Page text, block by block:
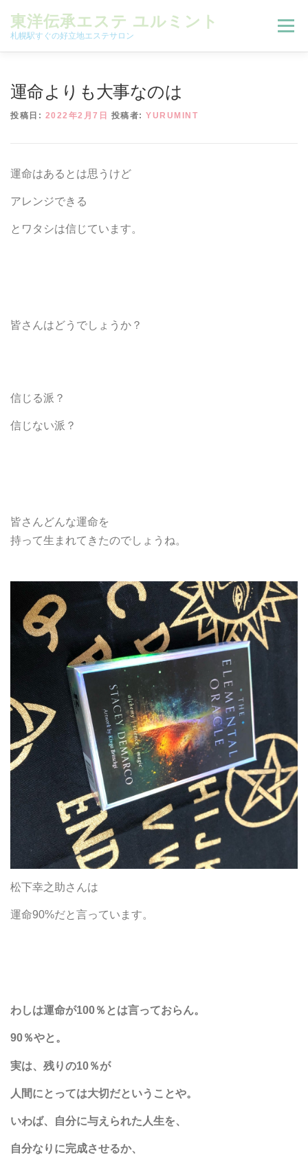
東洋伝承エステ ユルミント
札幌駅すぐの好立地エステサロン
メニュー
オンラインメニュー
SNS お客様の声
運命よりも大事なのは
投稿日: 2022年2月7日 投稿者: YURUMINT
運命はあるとは思うけど
アレンジできる
とワタシは信じています。
皆さんはどうでしょうか？
信じる派？
信じない派？
皆さんどんな運命を
持って生まれてきたのでしょうね。
松下幸之助さんは
運命90%だと言っています。
わしは運命が100％とは言っておらん。
90％やと。
実は、残りの10％が
人間にとっては大切だということや。
いわば、自分に与えられた人生を、
自分なりに完成させるか、